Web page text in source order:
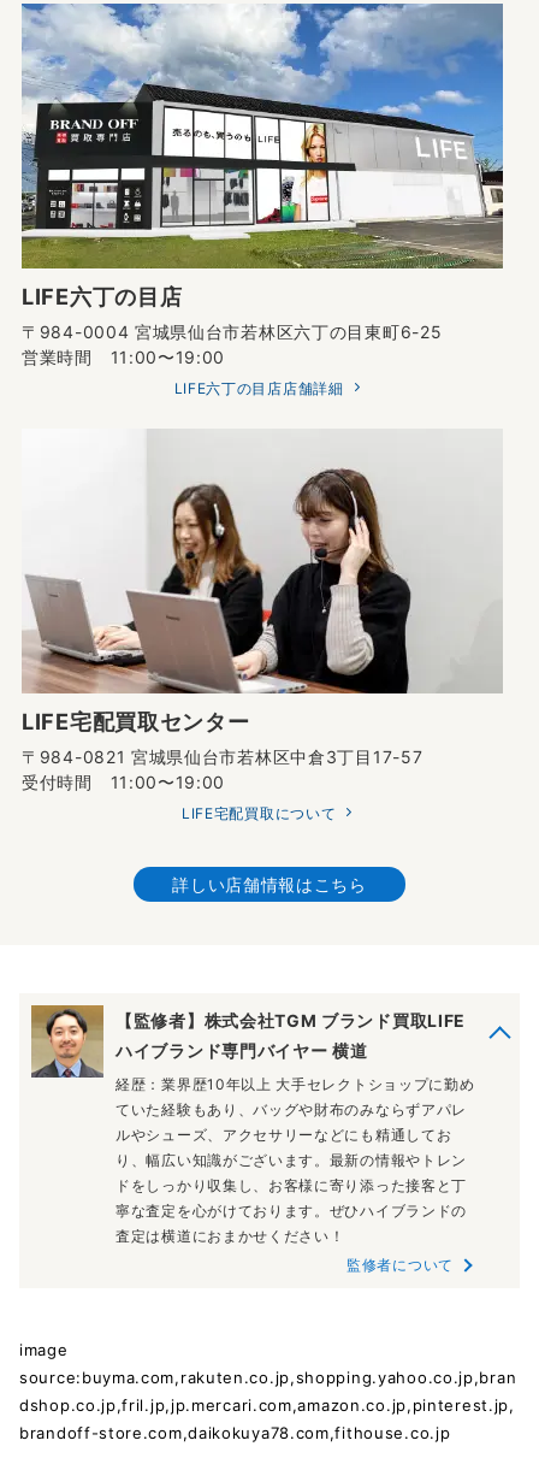
LIFE六丁の目店
〒984-0004 宮城県仙台市若林区六丁の目東町6-25
営業時間 11:00〜19:00
LIFE六丁の目店店舗詳細
LIFE宅配買取センター
〒984-0821 宮城県仙台市若林区中倉3丁目17-57
受付時間 11:00〜19:00
LIFE宅配買取について
詳しい店舗情報はこちら
【監修者】株式会社TGM ブランド買取LIFE
ハイブランド専門バイヤー 横道
経歴：業界歴10年以上 大手セレクトショップに勤め
ていた経験もあり、バッグや財布のみならずアパレ
ルやシューズ、アクセサリーなどにも精通してお
り、幅広い知識がございます。最新の情報やトレン
ドをしっかり収集し、お客様に寄り添った接客と丁
寧な査定を心がけております。ぜひハイブランドの
査定は横道におまかせください！
監修者について
image
source:buyma.com,rakuten.co.jp,shopping.yahoo.co.jp,bran
dshop.co.jp,fril.jp,jp.mercari.com,amazon.co.jp,pinterest.jp,
brandoff-store.com,daikokuya78.com,fithouse.co.jp